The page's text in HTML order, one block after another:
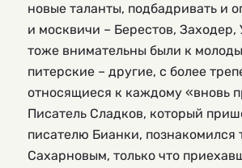
новые таланты, подбадривать и
и москвичи – Берестов, Заходер,
тоже внимательны были к
питерские – другие, с более
относящиеся к каждому «вновь
Писатель Сладков, который
писателю Бианки, познакомился
Сахарновым, только что